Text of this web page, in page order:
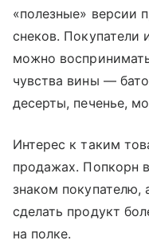
«полезные» версии
снеков. Покупатели
можно
чувства вины —
десерты, печенье,
Интерес к таким
продажах. Попкорн
знаком покупателю,
сделать продукт
на полке.